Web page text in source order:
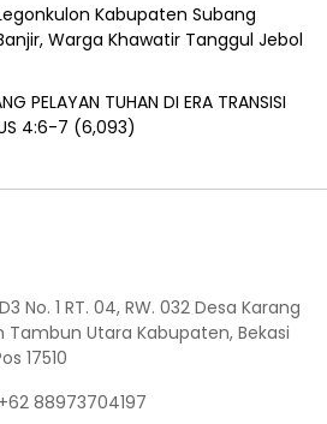
Kabupaten Subang
Warga Khawatir Tanggul Jebol
PELAYAN TUHAN DI ERA TRANSISI
4:6-7 (6,093)
No. 1 RT. 04, RW. 032 Desa Karang
Utara Kabupaten, Bekasi
17510
+62 88973704197